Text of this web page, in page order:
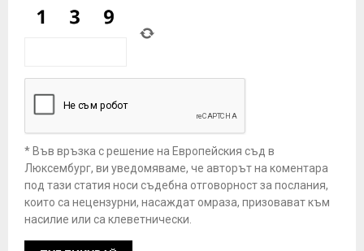
* Във връзка с решение на Европейския съд в
Люксембург, ви уведомяваме, че авторът на коментара
под тази статия носи съдебна отговорност за послания,
които са нецензурни, насаждат омраза, призовават към
насилие или са клеветнически.